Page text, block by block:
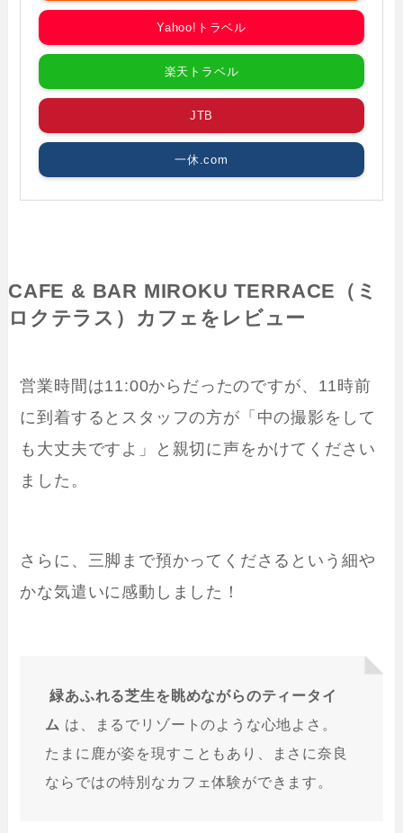
Yahoo!トラベル
楽天トラベル
JTB
一休.com
CAFE & BAR MIROKU TERRACE（ミ
ロクテラス） カフェをレビュー
営業時間は11:00からだったのですが、11時前
に到着するとスタッフの方が「中の撮影をして
も大丈夫ですよ」と親切に声をかけてください
ました。
さらに、三脚まで預かってくださるという細や
かな気遣いに感動しました！
緑あふれる芝生を眺めながらのティータイ
ム は、まるでリゾートのような心地よさ。
たまに鹿が姿を現すこともあり、まさに奈良
ならではの特別なカフェ体験ができます。